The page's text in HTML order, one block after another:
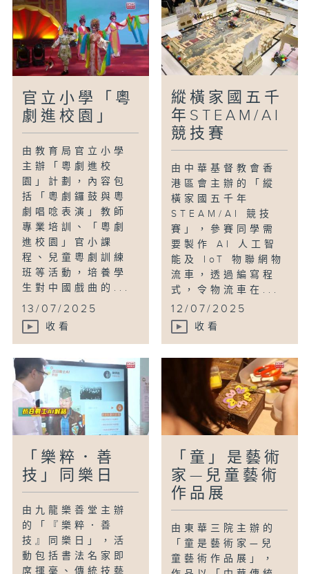
官立小學「粵
劇進校園」
由教育局官立小學
主辦「粵劇進校
園」計劃，內容包
括「粵劇鑼鼓與粵
劇唱唸表演」教師
專業培訓、「粵劇
進校園」官小課
程、兒童粵劇訓練
班等活動，培養學
生對中國戲曲的...
13/07/2025
收看
縱橫家國五千
年STEAM/AI
競技賽
由中華基督教會香
港區會主辦的「縱
橫家國五千年
STEAM/AI 競技
賽」，參賽同學需
要製作 AI 人工智
能及 IoT 物聯網物
流車，透過編寫程
式，令物流車在...
12/07/2025
收看
「樂粹．善
技」同樂日
由九龍樂善堂主辦
的「『樂粹．善
技』同樂日」，活
動包括書法名家即
席揮毫、傳統技藝
「童」是藝術
家—兒童藝術
作品展
由東華三院主辦的
「童是藝術家—兒
童藝術作品展」，